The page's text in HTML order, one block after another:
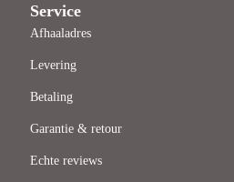
Service
Afhaaladres
Levering
Betaling
Garantie & retour
Echte reviews